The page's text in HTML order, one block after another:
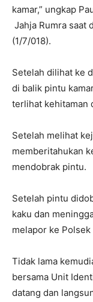
kamar,” ungkap
Jahja Rumra saat
(1/7/018).
Setelah dilihat ke
di balik pintu
terlihat kehitaman
Setelah melihat
memberitahukan
mendobrak pintu.
Setelah pintu
kaku dan
melapor ke Polsek
Tidak lama
bersama Unit
datang dan